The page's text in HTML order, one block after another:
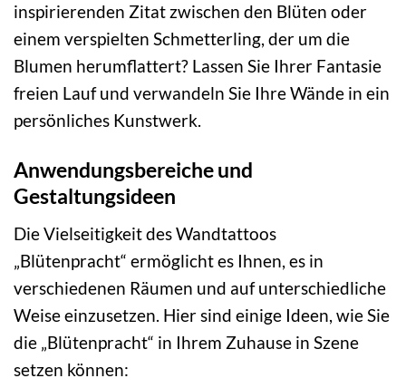
inspirierenden Zitat zwischen den Blüten oder
einem verspielten Schmetterling, der um die
Blumen herumflattert? Lassen Sie Ihrer Fantasie
freien Lauf und verwandeln Sie Ihre Wände in ein
persönliches Kunstwerk.
Anwendungsbereiche und
Gestaltungsideen
Die Vielseitigkeit des Wandtattoos
„Blütenpracht“ ermöglicht es Ihnen, es in
verschiedenen Räumen und auf unterschiedliche
Weise einzusetzen. Hier sind einige Ideen, wie Sie
die „Blütenpracht“ in Ihrem Zuhause in Szene
setzen können: